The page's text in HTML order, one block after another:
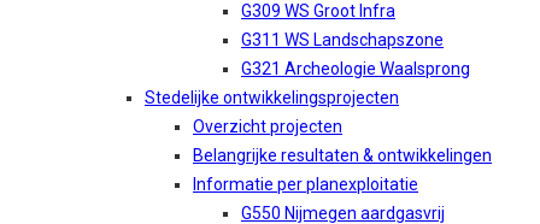
G309 WS Groot Infra
G311 WS Landschapszone
G321 Archeologie Waalsprong
Stedelijke ontwikkelingsprojecten
Overzicht projecten
Belangrijke resultaten & ontwikkelingen
Informatie per planexploitatie
G550 Nijmegen aardgasvrij